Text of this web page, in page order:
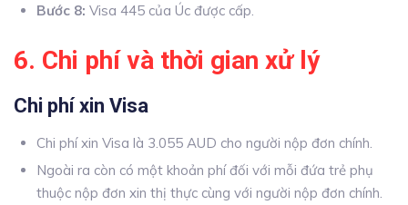
Bước 8: Visa 445 của Úc được cấp.
6. Chi phí và thời gian xử lý
Chi phí xin Visa
Chi phí xin Visa là 3.055 AUD cho người nộp đơn chính.
Ngoài ra còn có một khoản phí đối với mỗi đứa trẻ phụ
thuộc nộp đơn xin thị thực cùng với người nộp đơn chính.